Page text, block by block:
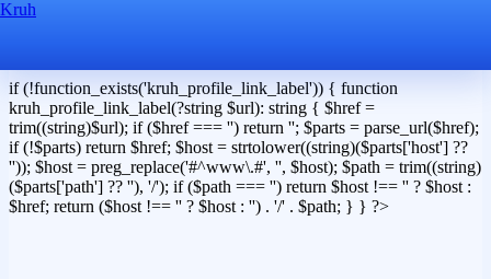
Kruh
if (!function_exists('kruh_profile_link_label')) { function
kruh_profile_link_label(?string $url): string { $href =
trim((string)$url); if ($href === '') return ''; $parts = parse_url($href);
if (!$parts) return $href; $host = strtolower((string)($parts['host'] ??
'')); $host = preg_replace('#^www\.#', '', $host); $path = trim((string)
($parts['path'] ?? ''), '/'); if ($path === '') return $host !== '' ? $host :
$href; return ($host !== '' ? $host : '') . '/' . $path; } } ?>